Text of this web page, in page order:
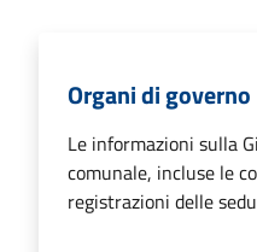
Organi di governo
Le informazioni sulla
comunale, incluse le
registrazioni delle